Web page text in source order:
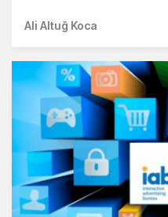
Ali Altuğ Koca